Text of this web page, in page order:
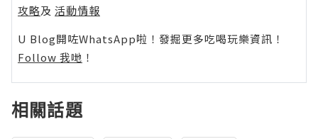
攻略及 活動情報
U Blog開咗WhatsApp啦！發掘更多吃喝玩樂資訊！
Follow 我哋 ！
相關話題